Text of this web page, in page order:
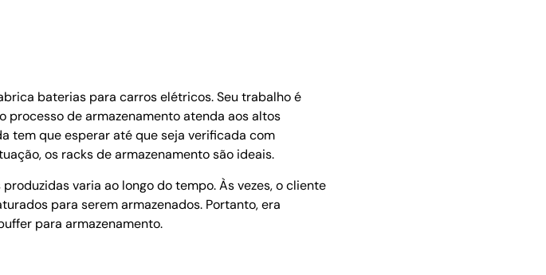
baterias para carros elétricos. Seu trabalho é
processo de armazenamento atenda aos altos
tem que esperar até que seja verificada com
os racks de armazenamento são ideais.
varia ao longo do tempo. Às vezes, o cliente
para serem armazenados. Portanto, era
para armazenamento.